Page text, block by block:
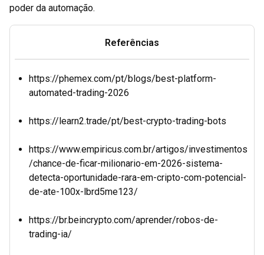
poder da automação.
Referências
https://phemex.com/pt/blogs/best-platform-
automated-trading-2026
https://learn2.trade/pt/best-crypto-trading-bots
https://www.empiricus.com.br/artigos/investimentos
/chance-de-ficar-milionario-em-2026-sistema-
detecta-oportunidade-rara-em-cripto-com-potencial-
de-ate-100x-lbrd5me123/
https://br.beincrypto.com/aprender/robos-de-
trading-ia/